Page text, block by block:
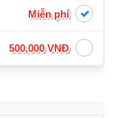
Miễn phí
500,000 VNĐ